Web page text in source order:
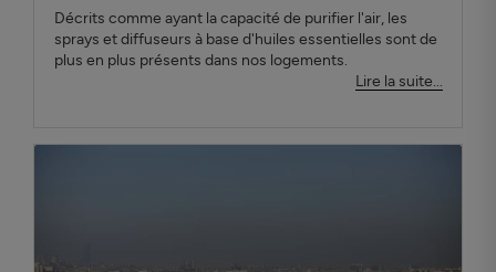
Décrits comme ayant la capacité de purifier l'air, les
sprays et diffuseurs à base d'huiles essentielles sont de
plus en plus présents dans nos logements.
Lire la suite...